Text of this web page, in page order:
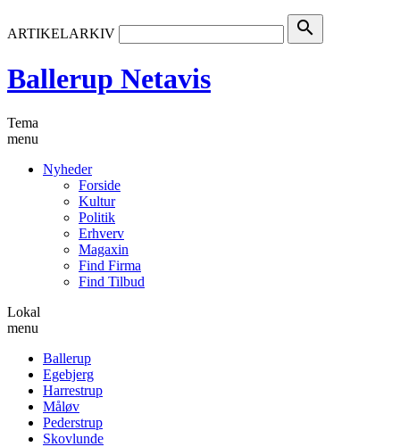
ARTIKELARKIV search
Ballerup Netavis
Tema
menu
Nyheder
Forside
Kultur
Politik
Erhverv
Magaxin
Find Firma
Find Tilbud
Lokal
menu
Ballerup
Egebjerg
Harrestrup
Måløv
Pederstrup
Skovlunde